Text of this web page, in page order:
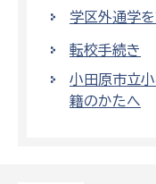
学区外通学
転校手続き
小田原市立
籍のかたへ